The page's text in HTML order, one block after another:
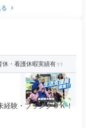
休・看護休暇実績有
験・ブランクＯＫ！